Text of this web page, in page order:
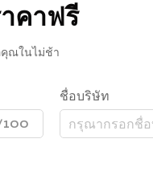
คาฟรี
คุณในไม่ช้า
ชื่อบริษัท